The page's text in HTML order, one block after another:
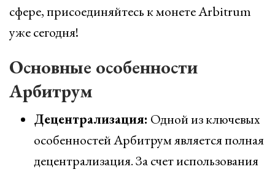
сфере, присоединяйтесь к монете Arbitrum
уже сегодня!
Основные особенности
Арбитрум
Децентрализация: Одной из ключевых
особенностей Арбитрум является полная
децентрализация. За счет использования